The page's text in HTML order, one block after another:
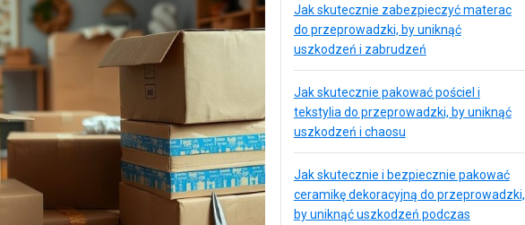
Jak skutecznie zabezpieczyć materac
do przeprowadzki, by uniknąć
uszkodzeń i zabrudzeń
Jak skutecznie pakować pościel i
tekstylia do przeprowadzki, by uniknąć
uszkodzeń i chaosu
Jak skutecznie i bezpiecznie pakować
ceramikę dekoracyjną do przeprowadzki,
by uniknąć uszkodzeń podczas